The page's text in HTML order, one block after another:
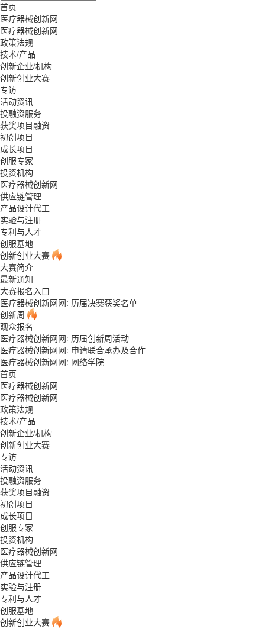
首页
医疗器械创新网
医疗器械创新网
政策法规
技术/产品
创新企业/机构
创新创业大赛
专访
活动资讯
投融资服务
获奖项目融资
初创项目
成长项目
创服专家
投资机构
医疗器械创新网
供应链管理
产品设计代工
实验与注册
专利与人才
创服基地
创新创业大赛
大赛简介
最新通知
大赛报名入口
医疗器械创新网网: 历届决赛获奖名单
创新周
观众报名
医疗器械创新网网: 历届创新周活动
医疗器械创新网网: 申请联合承办及合作
医疗器械创新网网: 网络学院
首页
医疗器械创新网
医疗器械创新网
政策法规
技术/产品
创新企业/机构
创新创业大赛
专访
活动资讯
投融资服务
获奖项目融资
初创项目
成长项目
创服专家
投资机构
医疗器械创新网
供应链管理
产品设计代工
实验与注册
专利与人才
创服基地
创新创业大赛